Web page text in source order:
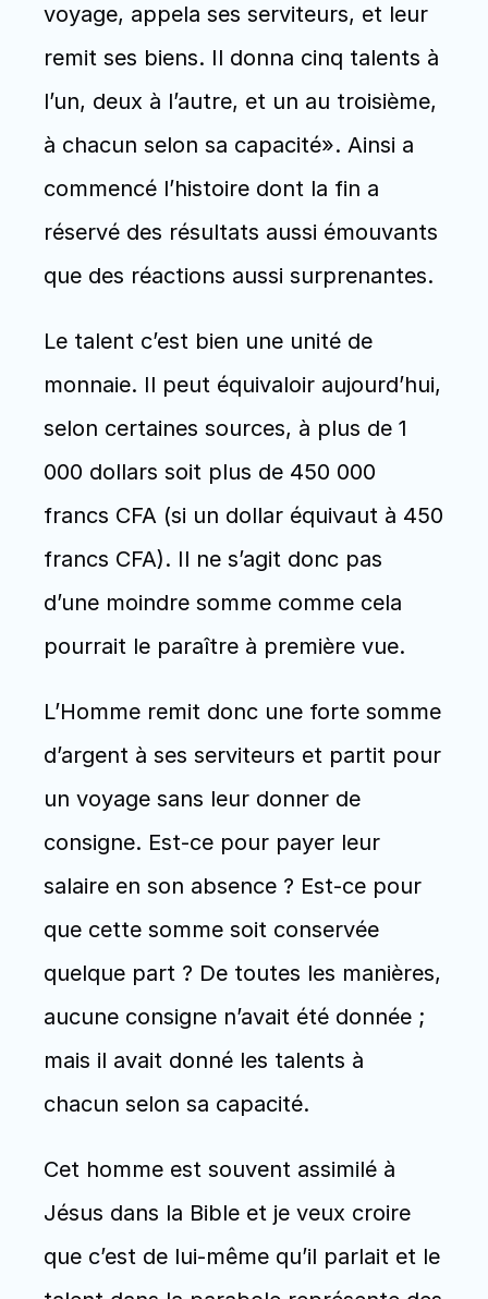
voyage, appela ses serviteurs, et leur
remit ses biens. Il donna cinq talents à
l’un, deux à l’autre, et un au troisième,
à chacun selon sa capacité». Ainsi a
commencé l’histoire dont la fin a
réservé des résultats aussi émouvants
que des réactions aussi surprenantes.
Le talent c’est bien une unité de
monnaie. Il peut équivaloir aujourd’hui,
selon certaines sources, à plus de 1
000 dollars soit plus de 450 000
francs CFA (si un dollar équivaut à 450
francs CFA). Il ne s’agit donc pas
d’une moindre somme comme cela
pourrait le paraître à première vue.
L’Homme remit donc une forte somme
d’argent à ses serviteurs et partit pour
un voyage sans leur donner de
consigne. Est-ce pour payer leur
salaire en son absence ? Est-ce pour
que cette somme soit conservée
quelque part ? De toutes les manières,
aucune consigne n’avait été donnée ;
mais il avait donné les talents à
chacun selon sa capacité.
Cet homme est souvent assimilé à
Jésus dans la Bible et je veux croire
que c’est de lui-même qu’il parlait et le